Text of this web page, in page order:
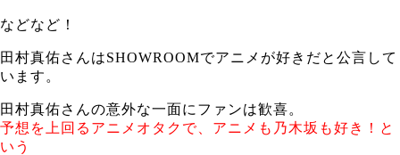
などなど！
田村真佑さんはSHOWROOMでアニメが好きだと公言して
います。
田村真佑さんの意外な一面にファンは歓喜。
予想を上回るアニメオタクで、アニメも乃木坂も好き！と
いう